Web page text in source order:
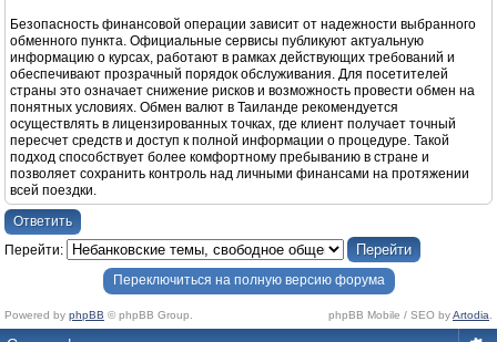
Безопасность финансовой операции зависит от надежности выбранного
обменного пункта. Официальные сервисы публикуют актуальную
информацию о курсах, работают в рамках действующих требований и
обеспечивают прозрачный порядок обслуживания. Для посетителей
страны это означает снижение рисков и возможность провести обмен на
понятных условиях. Обмен валют в Таиланде рекомендуется
осуществлять в лицензированных точках, где клиент получает точный
пересчет средств и доступ к полной информации о процедуре. Такой
подход способствует более комфортному пребыванию в стране и
позволяет сохранить контроль над личными финансами на протяжении
всей поездки.
Ответить
Перейти:
Переключиться на полную версию форума
Powered by phpBB © phpBB Group. phpBB Mobile / SEO byArtodia